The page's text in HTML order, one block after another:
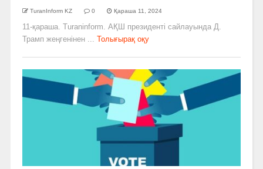
TuranInform KZ 0 Қараша 11, 2024
11-қараша. Turaninform. АҚШ президенті сайлауында Д.
Трамп жеңгенінен ...
Толығырақ оқу